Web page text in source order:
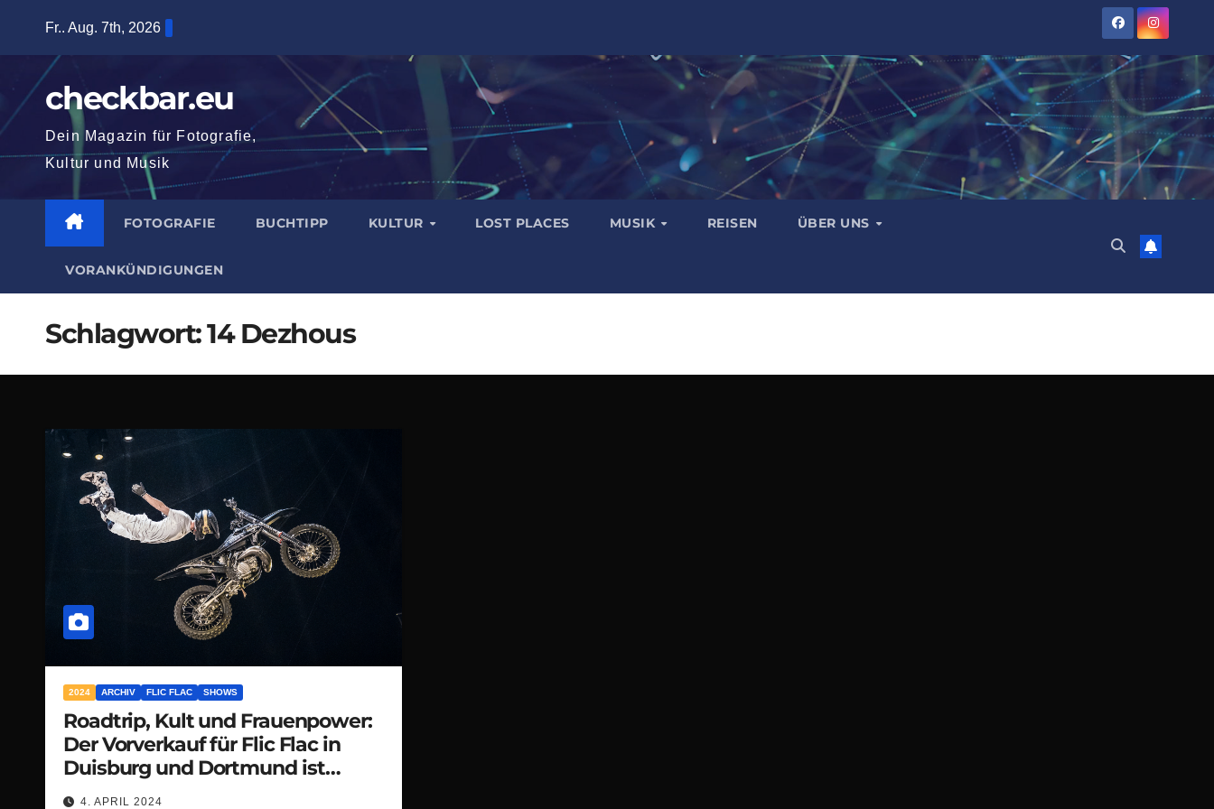
springen
Fr.. Aug. 7th, 2026
checkbar.eu
Dein Magazin für Fotografie,
Kultur und Musik
FOTOGRAFIE BUCHTIPP KULTUR LOST PLACES MUSIK REISEN ÜBER UNS
VORANKÜNDIGUNGEN
Schlagwort:14 Dezhous
2024 ARCHIV FLIC FLAC SHOWS
Roadtrip, Kult und Frauenpower:
Der Vorverkauf für Flic Flac in
Duisburg und Dortmund ist
gestartet
4. APRIL 2024